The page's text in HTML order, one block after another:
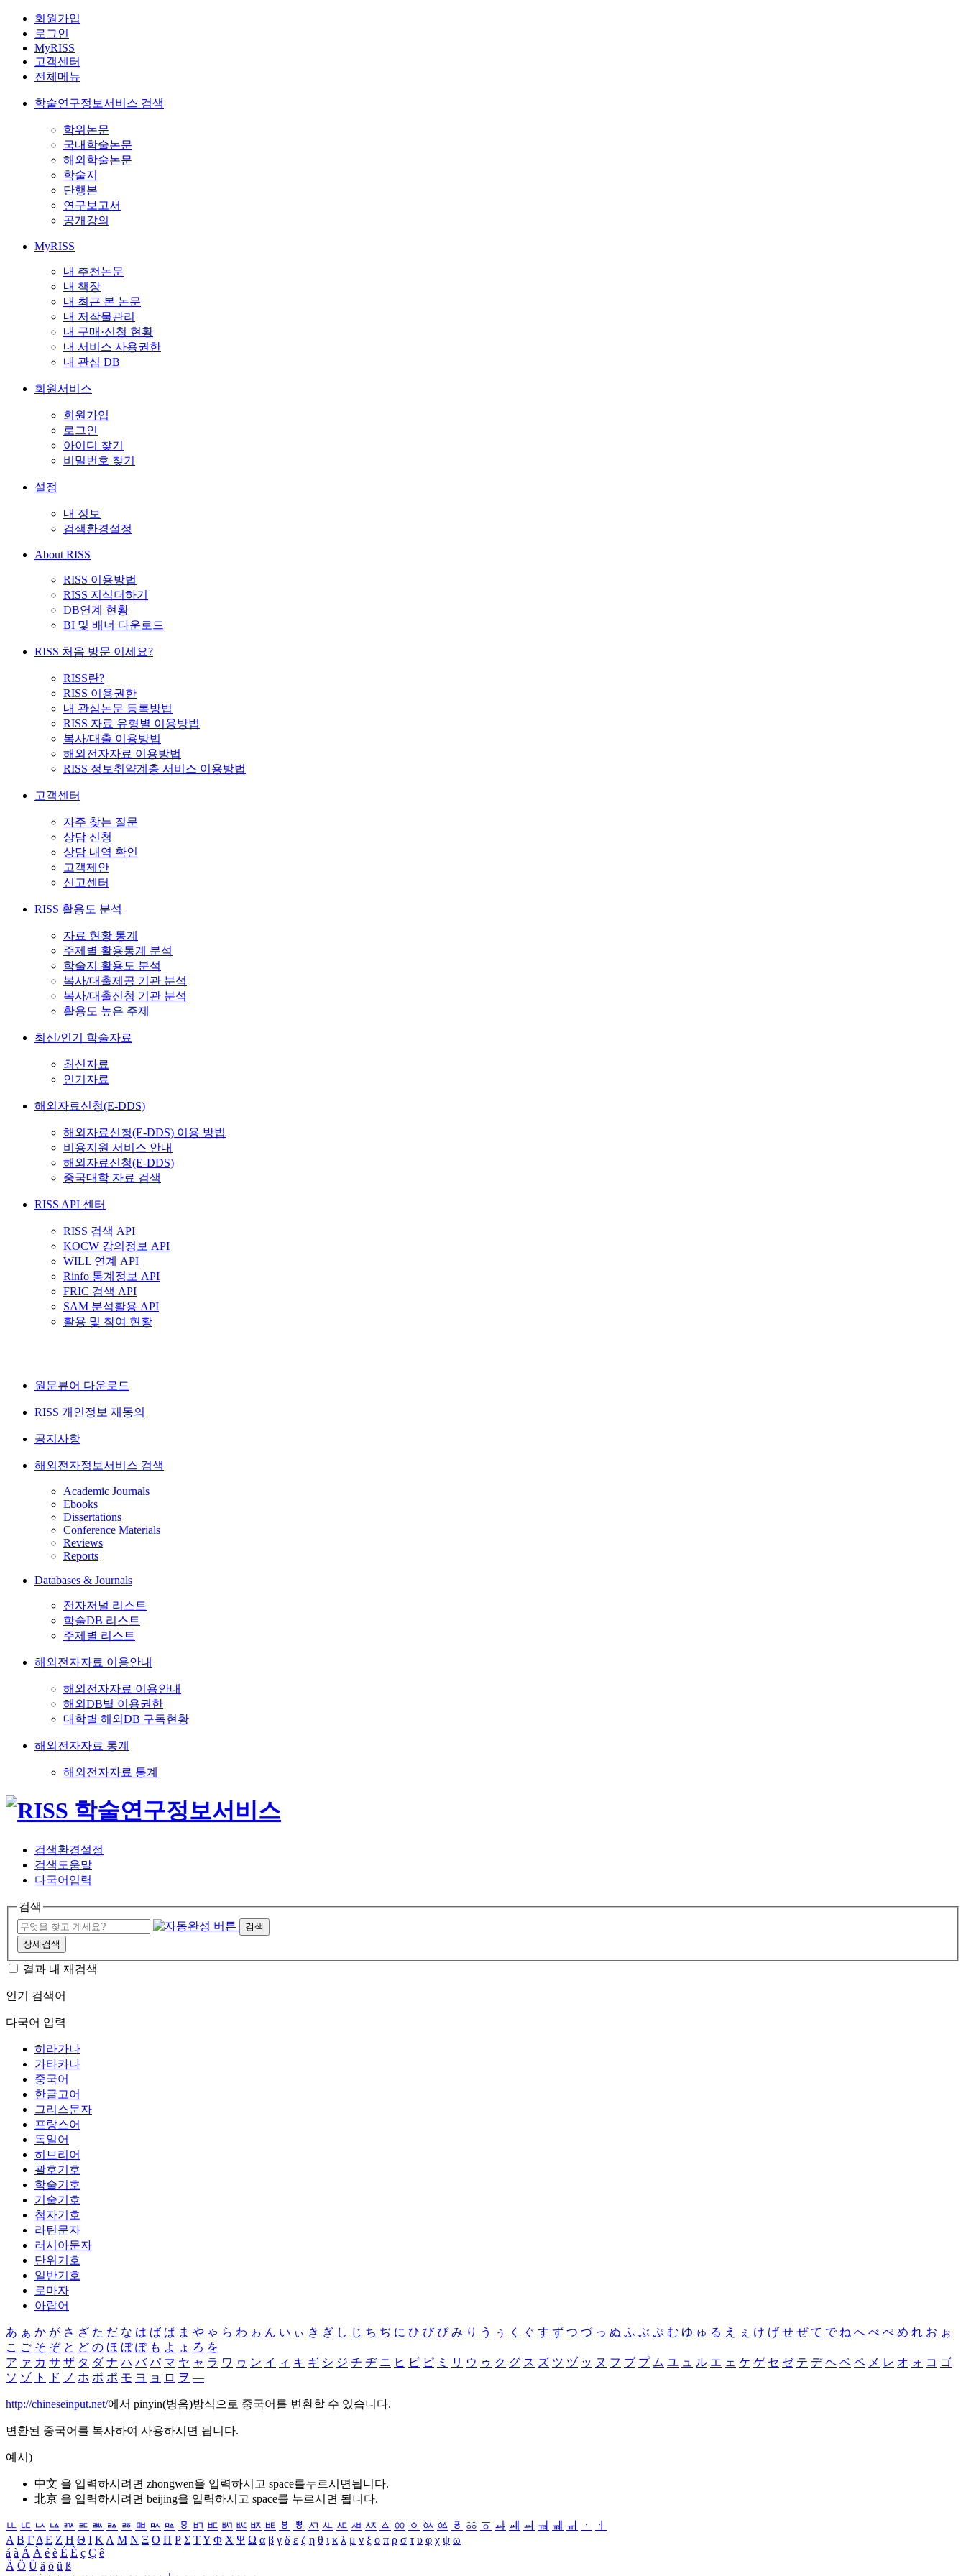
회원가입
로그인
MyRISS
고객센터
전체메뉴
학술연구정보서비스 검색
학위논문
국내학술논문
해외학술논문
학술지
단행본
연구보고서
공개강의
MyRISS
내 추천논문
내 책장
내 최근 본 논문
내 저작물관리
내 구매·신청 현황
내 서비스 사용권한
내 관심 DB
회원서비스
회원가입
로그인
아이디 찾기
비밀번호 찾기
설정
내 정보
검색환경설정
About RISS
RISS 이용방법
RISS 지식더하기
DB연계 현황
BI 및 배너 다운로드
RISS 처음 방문 이세요?
RISS란?
RISS 이용권한
내 관심논문 등록방법
RISS 자료 유형별 이용방법
복사/대출 이용방법
해외전자자료 이용방법
RISS 정보취약계층 서비스 이용방법
고객센터
자주 찾는 질문
상담 신청
상담 내역 확인
고객제안
신고센터
RISS 활용도 분석
자료 현황 통계
주제별 활용통계 분석
학술지 활용도 분석
복사/대출제공 기관 분석
복사/대출신청 기관 분석
활용도 높은 주제
최신/인기 학술자료
최신자료
인기자료
해외자료신청(E-DDS)
해외자료신청(E-DDS) 이용 방법
비용지원 서비스 안내
해외자료신청(E-DDS)
중국대학 자료 검색
RISS API 센터
RISS 검색 API
KOCW 강의정보 API
WILL 연계 API
Rinfo 통계정보 API
FRIC 검색 API
SAM 분석활용 API
활용 및 참여 현황
원문뷰어 다운로드
RISS 개인정보 재동의
공지사항
해외전자정보서비스 검색
Academic Journals
Ebooks
Dissertations
Conference Materials
Reviews
Reports
Databases & Journals
전자저널 리스트
학술DB 리스트
주제별 리스트
해외전자자료 이용안내
해외전자자료 이용안내
해외DB별 이용권한
대학별 해외DB 구독현황
해외전자자료 통계
해외전자자료 통계
검색환경설정
검색도움말
다국어입력
검색
검색
상세검색
결과 내 재검색
인기 검색어
다국어 입력
히라가나
가타카나
중국어
한글고어
그리스문자
프랑스어
독일어
히브리어
괄호기호
학술기호
기술기호
첨자기호
라틴문자
러시아문자
단위기호
일반기호
로마자
아랍어
あ ぁ か が さ ざ た だ な は ば ぱ ま や ゃ ら わ ゎ ん い ぃ き ぎ し じ ち ぢ に ひ び ぴ み り う ぅ く ぐ す ず つ づ っ ぬ ふ ぶ ぷ む ゆ ゅ る え ぇ け げ せ ぜ て で ね へ べ ぺ め れ お ぉ
こ ご そ ぞ と ど の ほ ぼ ぽ も よ ょ ろ を
ア ァ カ サ ザ タ ダ ナ ハ バ パ マ ヤ ャ ラ ワ ヮ ン イ ィ キ ギ シ ジ チ ヂ ニ ヒ ビ ピ ミ リ ウ ゥ ク グ ス ズ ツ ヅ ッ ヌ フ ブ プ ム ユ ュ ル エ ェ ケ ゲ セ ゼ テ デ ヘ ベ ペ メ レ オ ォ コ ゴ
ソ ゾ ト ド ノ ホ ボ ポ モ ヨ ョ ロ ヲ ―
http://chineseinput.net/에서 pinyin(병음)방식으로 중국어를 변환할 수 있습니다.
변환된 중국어를 복사하여 사용하시면 됩니다.
예시)
中文 을 입력하시려면 zhongwen을 입력하시고 space를누르시면됩니다.
北京 을 입력하시려면 beijing을 입력하시고 space를 누르시면 됩니다.
ㅥ ㅦ ㅧ ㅨ ㅩ ㅪ ㅫ ㅬ ㅭ ㅮ ㅯ ㅰ ㅱ ㅲ ㅳ ㅴ ㅵ ㅶ ㅷ ㅸ ㅹ ㅺ ㅻ ㅼ ㅽ ㅾ ㅿ ㆀ ㆁ ㆂ ㆃ ㆄ ㆅ ㆆ ㆇ ㆈ ㆉ ㆊ ㆋ ㆌ ㆍ
ㆎ
Α Β ΓΔ Ε Ζ Η Θ Ι ΚΛ Μ Ν Ξ Ο Π Ρ Σ ΤΥ Φ Χ Ψ Ω α β γ δ ε ζ η θ ι κ λ μ ν ξ ο π ρ σ τ υ φ χ ψ ω
á à Á À é è É È ç Ç ê
Ä Ö Ü ä ö ü ß